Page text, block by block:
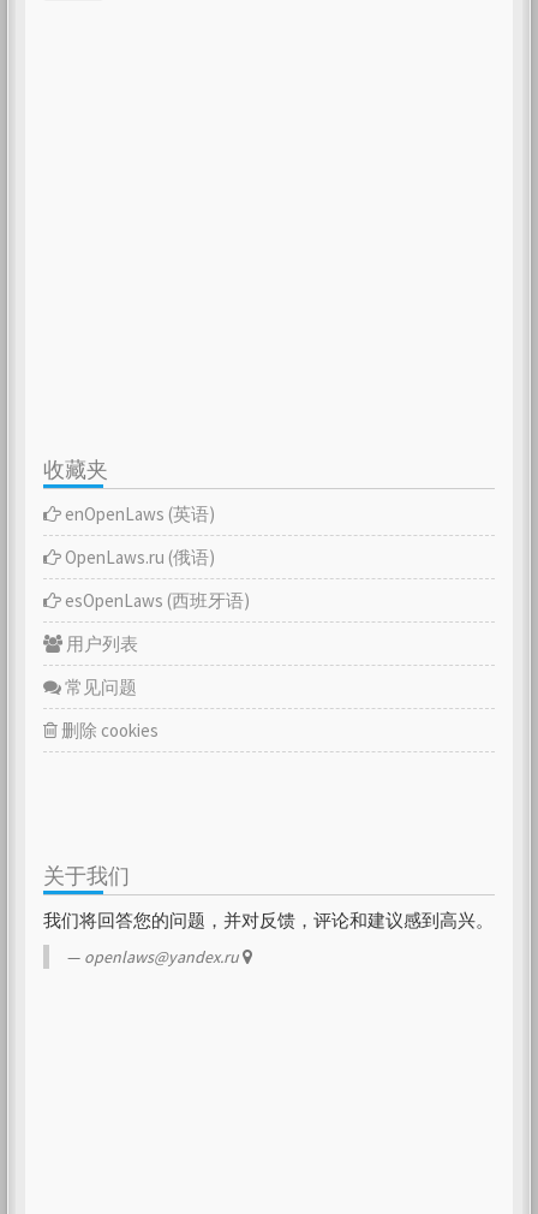
收藏夹
enOpenLaws (英语)
OpenLaws.ru (俄语)
esOpenLaws (西班牙语)
用户列表
常见问题
删除 cookies
关于我们
我们将回答您的问题，并对反馈，评论和建议感到高兴。
openlaws@yandex.ru